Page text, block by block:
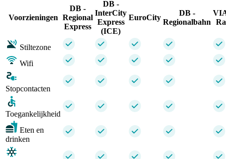
Voorzieningen
DB -
Regional
Express
DB -
InterCity
Express
(ICE)
EuroCity
DB -
Regionalbahn
Stiltezone
Wifi
Stopcontacten
Toegankelijkheid
Eten en
drinken